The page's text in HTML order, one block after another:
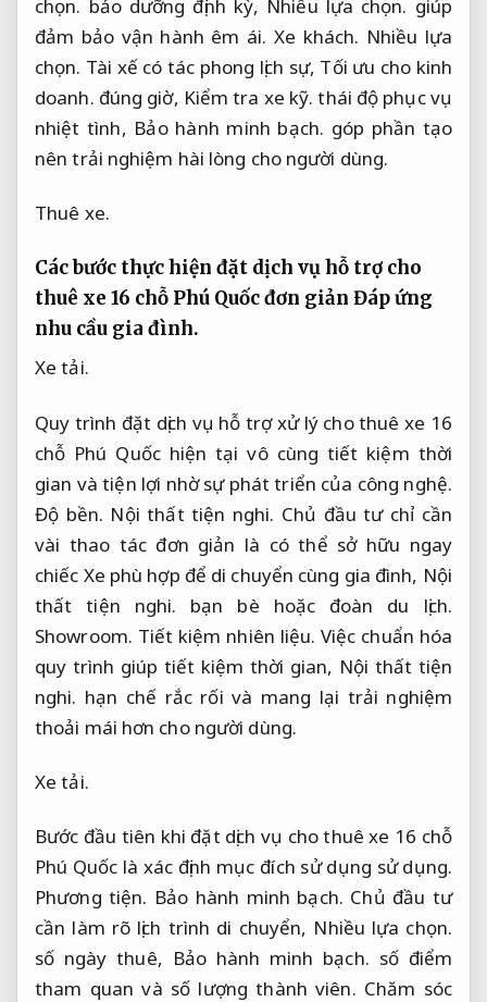
chọn. bảo dưỡng định kỳ, Nhiều lựa chọn. giúp
đảm bảo vận hành êm ái. Xe khách. Nhiều lựa
chọn. Tài xế có tác phong lịch sự, Tối ưu cho kinh
doanh. đúng giờ, Kiểm tra xe kỹ. thái độ phục vụ
nhiệt tình, Bảo hành minh bạch. góp phần tạo
nên trải nghiệm hài lòng cho người dùng.
Thuê xe.
Các bước thực hiện đặt dịch vụ hỗ trợ cho
thuê xe 16 chỗ Phú Quốc đơn giản Đáp ứng
nhu cầu gia đình.
Xe tải.
Quy trình đặt dịch vụ hỗ trợ xử lý cho thuê xe 16
chỗ Phú Quốc hiện tại vô cùng tiết kiệm thời
gian và tiện lợi nhờ sự phát triển của công nghệ.
Độ bền. Nội thất tiện nghi. Chủ đầu tư chỉ cần
vài thao tác đơn giản là có thể sở hữu ngay
chiếc Xe phù hợp để di chuyển cùng gia đình, Nội
thất tiện nghi. bạn bè hoặc đoàn du lịch.
Showroom. Tiết kiệm nhiên liệu. Việc chuẩn hóa
quy trình giúp tiết kiệm thời gian, Nội thất tiện
nghi. hạn chế rắc rối và mang lại trải nghiệm
thoải mái hơn cho người dùng.
Xe tải.
Bước đầu tiên khi đặt dịch vụ cho thuê xe 16 chỗ
Phú Quốc là xác định mục đích sử dụng sử dụng.
Phương tiện. Bảo hành minh bạch. Chủ đầu tư
cần làm rõ lịch trình di chuyển, Nhiều lựa chọn.
số ngày thuê, Bảo hành minh bạch. số điểm
tham quan và số lượng thành viên. Chăm sóc